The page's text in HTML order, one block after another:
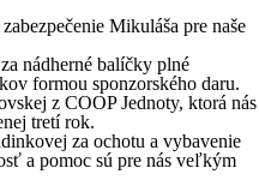
Mikuláša pre naše
nádherné balíčky plné
formou sponzorského daru.
z COOP Jednoty, ktorá nás
tretí rok.
za ochotu a vybavenie
a pomoc sú pre nás veľkým